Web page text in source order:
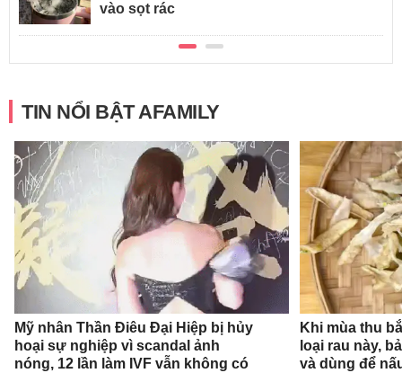
vào sọt rác
TIN NỔI BẬT AFAMILY
Mỹ nhân Thần Điêu Đại Hiệp bị hủy
hoại sự nghiệp vì scandal ảnh
nóng, 12 lần làm IVF vẫn không có
Khi mùa thu
loại rau này,
và dùng để